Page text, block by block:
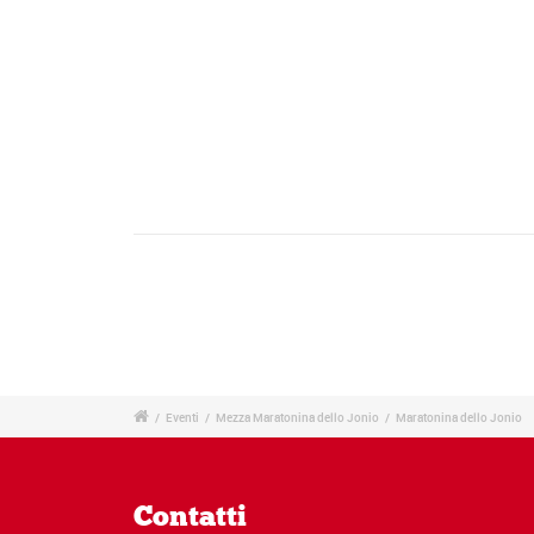
t
o
a
/ Eventi / Mezza Maratonina dello Jonio / Maratonina dello Jonio
Contatti